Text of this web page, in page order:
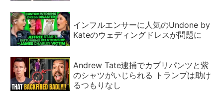
インフルエンサーに人気のUndone by
Kateのウェディングドレスが問題に
Andrew Tate逮捕でカプリパンツと紫
のシャツがいじられる トランプは助け
るつもりなし